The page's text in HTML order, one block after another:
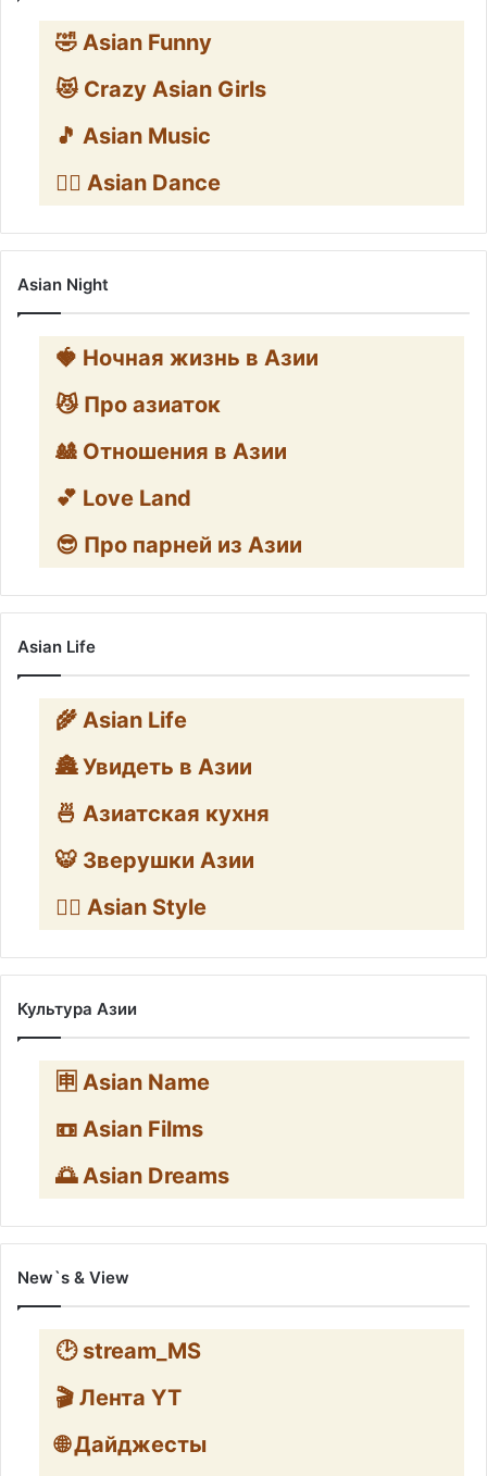
🤣 Asian Funny
😻 Crazy Asian Girls
🎵 Asian Music
👯‍♀️ Asian Dance
Asian Night
🍓 Ночная жизнь в Азии
😼 Про азиаток
🎎 Отношения в Азии
💕 Love Land
😎 Про парней из Азии
Asian Life
🌾 Asian Life
🏯 Увидеть в Азии
🍜 Азиатская кухня
🐯 Зверушки Азии
🧛‍♂️ Asian Style
Культура Азии
🈸 Asian Name
📼 Asian Films
🌅 Asian Dreams
New`s & View
🕑 stream_MS
🎬 Лента YT
🌐 Дайджесты